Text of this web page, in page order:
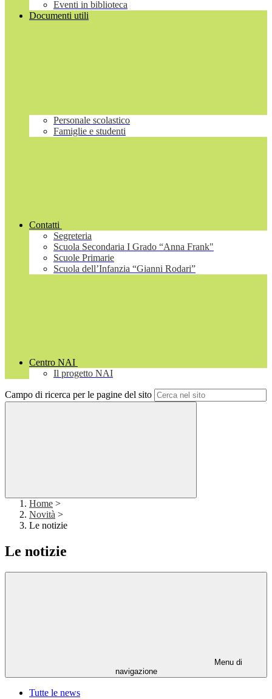
Eventi in biblioteca
Documenti utili
Personale scolastico
Famiglie e studenti
Contatti
Segreteria
Scuola Secondaria I Grado “Anna Frank"
Scuole Primarie
Scuola dell’Infanzia “Gianni Rodari”
Centro NAI
Il progetto NAI
Campo di ricerca per le pagine del sito
Home >
Novità >
Le notizie
Le notizie
Menu di
navigazione
Tutte le news